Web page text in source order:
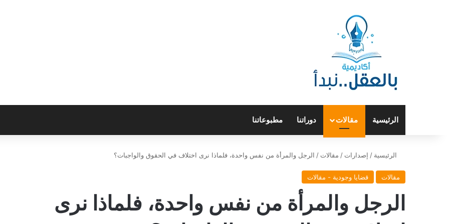
الرئيسية مقالات دوراتنا مطبوعاتنا
الرئيسية / إصدارات / مقالات / الرجل والمرأة من نفس واحدة، فلماذا نرى اختلاف في الحقوق والواجبات؟
مقالات قضايا وجودية - مقالات
الرجل والمرأة من نفس واحدة، فلماذا نرى